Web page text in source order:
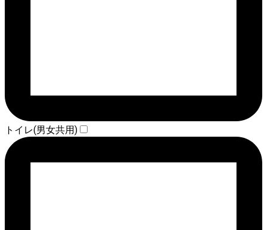
トイレ(男女共用)